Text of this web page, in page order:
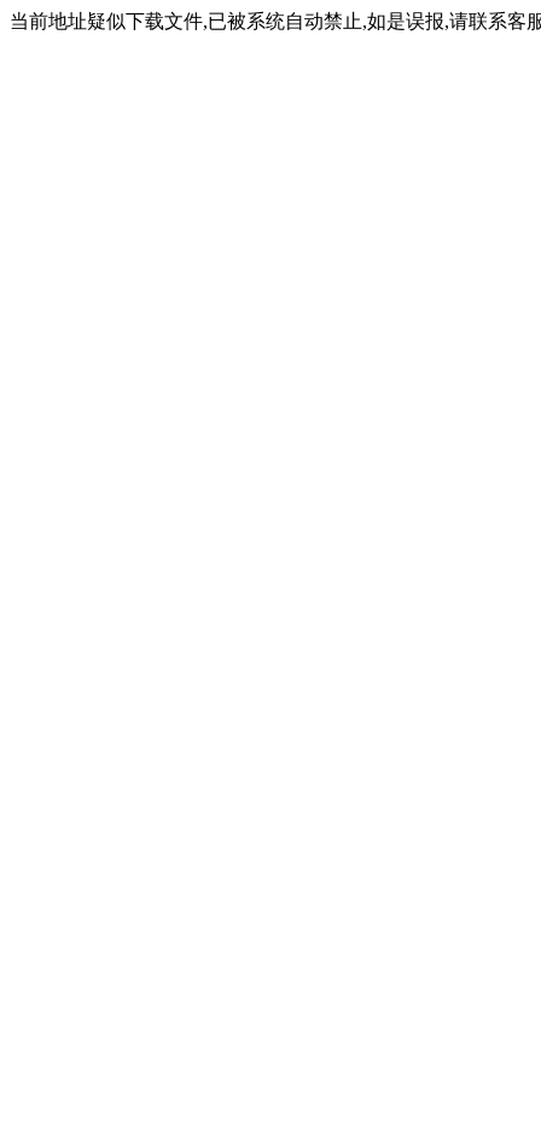
当前地址疑似下载文件,已被系统自动禁止,如是误报,请联系客